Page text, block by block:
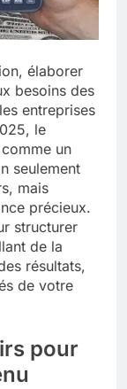
élaborer
besoins des
entreprises
le
un
seulement
mais
précieux.
structurer
de la
résultats,
de votre
pour